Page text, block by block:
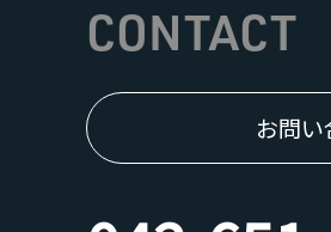
CONTACT
お問